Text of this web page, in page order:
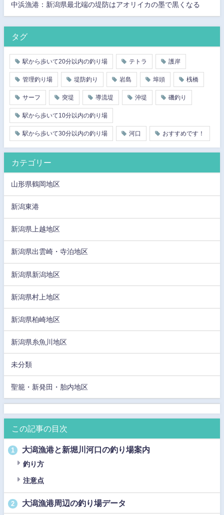
中浜漁港：新潟県最北端の堤防はアオリイカの墨で黒くなる
タグ
駅から歩いて20分以内の釣り場 テトラ 護岸
管理釣り場 堤防釣り 岩島 埠頭 桟橋
サーフ 突堤 導流堤 沖堤 磯釣り
駅から歩いて10分以内の釣り場
駅から歩いて30分以内の釣り場 河口 おすすめです！
カテゴリー
山形県鶴岡地区
新潟東港
新潟県上越地区
新潟県出雲崎・寺泊地区
新潟県新潟地区
新潟県村上地区
新潟県柏崎地区
新潟県糸魚川地区
未分類
聖籠・新発田・胎内地区
この記事の目次
1 大潟漁港と新堀川河口の釣り場案内
釣り方
注意点
2 大潟漁港周辺の釣り場データ